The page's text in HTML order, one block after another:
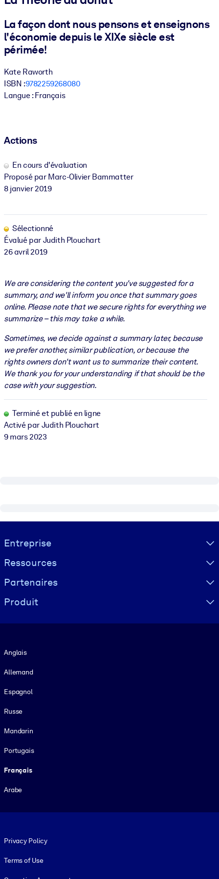
PAR SYSTÈME
Pour LMS/LXP
LMS/LXP pour de meilleurs résultats d'apprentissage.
Pour bibliothèques d'entreprise
structurées pour améliorer les résultats.
La façon dont nous pensons et enseignons
l'économie depuis le XIXe siècle est
périmée!
Kate Raworth
ISBN :9782259268080
Langue : Français
Actions
En cours d'évaluation
Proposé par Marc-Olivier Bammatter
8 janvier 2019
Sélectionné
Évalué par Judith Plouchart
26 avril 2019
We are considering the content you've suggested for a
summary, and we'll inform you once that summary goes
online. Please note that we secure rights for everything we
summarize – this may take a while.
Sometimes, we decide against a summary later, because
we prefer another, similar publication, or because the
rights owners don't want us to summarize their content.
We thank you for your understanding if that should be the
case with your suggestion.
Terminé et publié en ligne
Activé par Judith Plouchart
9 mars 2023
Visually hidden Text
Entreprise
Ressources
Partenaires
Produit
Anglais
Allemand
Espagnol
Russe
Mandarin
Portugais
Français
Arabe
Privacy Policy
Terms of Use